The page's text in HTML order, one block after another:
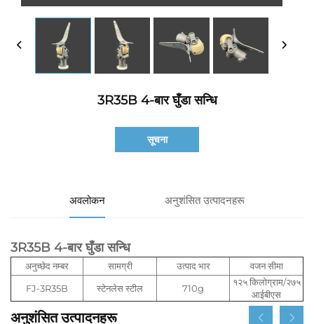
3R35B 4-बार घुँडा सन्धि
सूचना
अवलोकन अनुशंसित उत्पादनहरू
3R35B 4-बार घुँडा सन्धि
अनुच्छेद नम्बर सामग्री उत्पाद भार
वजन सीमा
FJ-3R35B
स्टेनलेस स्टील 710g
१२५ किलोग्राम/२७५
आईबीएस
अनुशंसित उत्पादनहरू